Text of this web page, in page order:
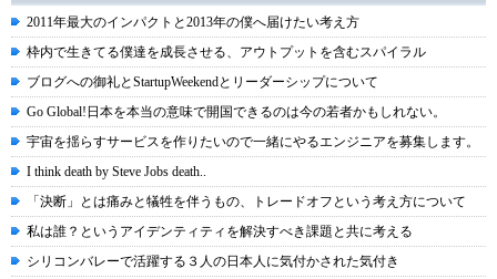
2011年最大のインパクトと2013年の僕へ届けたい考え方
枠内で生きてる僕達を成長させる、アウトプットを含むスパイラル
ブログへの御礼とStartupWeekendとリーダーシップについて
Go Global!日本を本当の意味で開国できるのは今の若者かもしれない。
宇宙を揺らすサービスを作りたいので一緒にやるエンジニアを募集します。
I think death by Steve Jobs death..
「決断」とは痛みと犠牲を伴うもの、トレードオフという考え方について
私は誰？というアイデンティティを解決すべき課題と共に考える
シリコンバレーで活躍する３人の日本人に気付かされた気付き